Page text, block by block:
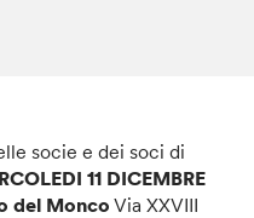
socie e dei soci di
11 DICEMBRE
del Monco Via XXVIII